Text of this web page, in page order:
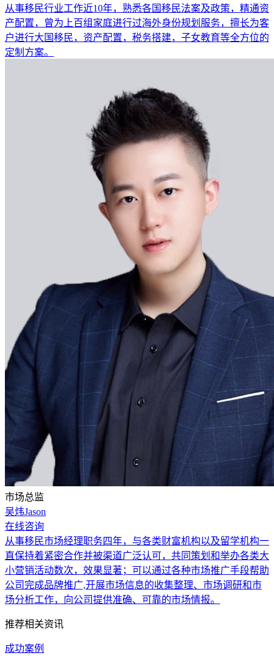
从事移民行业工作近10年，熟悉各国移民法案及政策，精通资
产配置，曾为上百组家庭进行过海外身份规划服务，擅长为客
户进行大国移民，资产配置，税务搭建，子女教育等全方位的
定制方案。
市场总监
吴炜Jason
在线咨询
从事移民市场经理职务四年，与各类财富机构以及留学机构一
直保持着紧密合作并被渠道广泛认可，共同策划和举办各类大
小营销活动数次，效果显著；可以通过各种市场推广手段帮助
公司完成品牌推广,开展市场信息的收集整理、市场调研和市
场分析工作，向公司提供准确、可靠的市场情报。
推荐相关资讯
成功案例